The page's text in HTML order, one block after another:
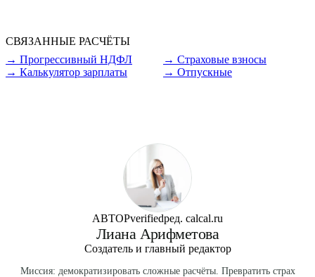
надбавка до 80% за 5 лет. На gross 110 000 ₽ → 336 600
₽.
СВЯЗАННЫЕ РАСЧЁТЫ
→ Прогрессивный НДФЛ
→ Калькулятор зарплаты
→ Страховые взносы
→ Отпускные
АВТОРverifiedред. calcal.ru
Лиана Арифметова
Создатель и главный редактор
Миссия: демократизировать сложные расчёты. Превратить страх